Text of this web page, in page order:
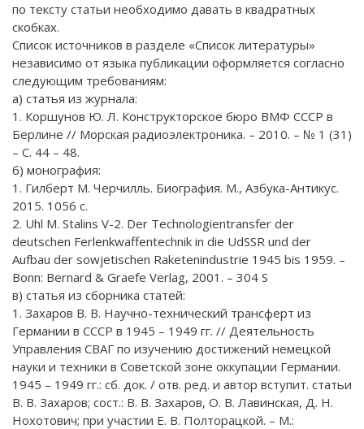
по тексту статьи необходимо давать в квадратных
скобках.
Список источников в разделе «Список литературы»
независимо от языка публикации оформляется согласно
следующим требованиям:
а) статья из журнала:
1. Коршунов Ю. Л. Конструкторское бюро ВМФ СССР в
Берлине // Морская радиоэлектроника. – 2010. – № 1 (31)
– С. 44 – 48.
б) монография:
1. Гилберт М. Черчилль. Биография. М., Азбука-Антикус.
2015. 1056 с.
2. Uhl M. Stalins V-2. Der Technologientransfer der
deutschen Ferlenkwaffentechnik in die UdSSR und der
Aufbau der sowjetischen Raketenindustrie 1945 bis 1959. –
Bonn: Bernard & Graefe Verlag, 2001. – 304 S
в) статья из сборника статей:
1. Захаров В. В. Научно-технический трансферт из
Германии в СССР в 1945 – 1949 гг. // Деятельность
Управления СВАГ по изучению достижений немецкой
науки и техники в Советской зоне оккупации Германии.
1945 – 1949 гг.: сб. док. / отв. ред. и автор вступит. статьи
В. В. Захаров; сост.: В. В. Захаров, О. В. Лавинская, Д. Н.
Нохотович; при участии Е. В. Полторацкой. – М.: